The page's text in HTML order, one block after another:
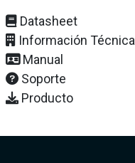
Datasheet
Información Técnica
Manual
Soporte
Producto